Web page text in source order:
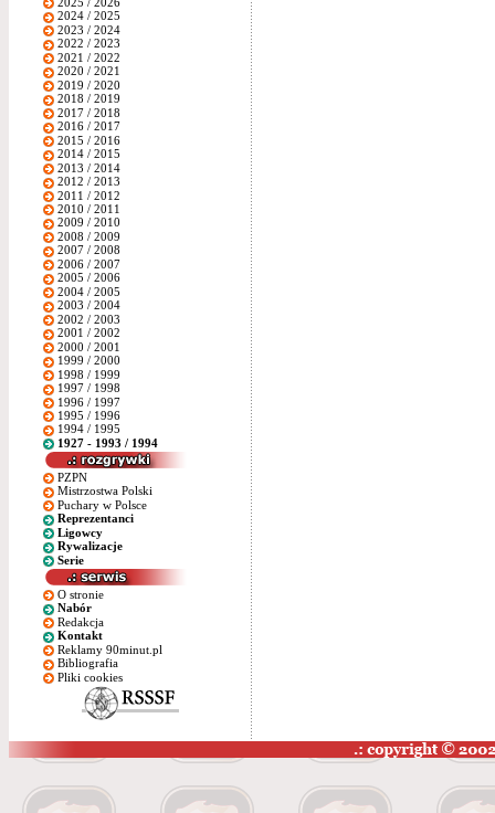
2024 / 2025
2023 / 2024
2022 / 2023
2021 / 2022
2020 / 2021
2019 / 2020
2018 / 2019
2017 / 2018
2016 / 2017
2015 / 2016
2014 / 2015
2013 / 2014
2012 / 2013
2011 / 2012
2010 / 2011
2009 / 2010
2008 / 2009
2007 / 2008
2006 / 2007
2005 / 2006
2004 / 2005
2003 / 2004
2002 / 2003
2001 / 2002
2000 / 2001
1999 / 2000
1998 / 1999
1997 / 1998
1996 / 1997
1995 / 1996
1994 / 1995
1927 - 1993 / 1994
PZPN
Mistrzostwa Polski
Puchary w Polsce
Reprezentanci
Ligowcy
Rywalizacje
Serie
O stronie
Nabór
Redakcja
Kontakt
Reklamy 90minut.pl
Bibliografia
Pliki cookies